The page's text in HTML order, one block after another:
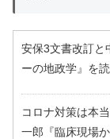
安保3文書改訂と
ーの地政学』を
コロナ対策は本
一郎『臨床現場